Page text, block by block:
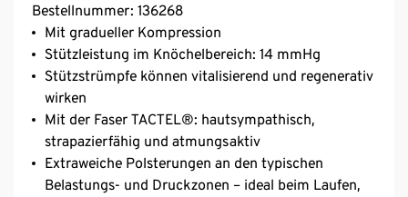
Bestellnummer: 136268
Mit gradueller Kompression
Stützleistung im Knöchelbereich: 14 mmHg
Stützstrümpfe können vitalisierend und regenerativ
wirken
Mit der Faser TACTEL®: hautsympathisch,
strapazierfähig und atmungsaktiv
Extraweiche Polsterungen an den typischen
Belastungs- und Druckzonen – ideal beim Laufen,